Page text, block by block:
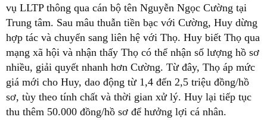
vụ LLTP thông qua cán bộ tên Nguyễn Ngọc Cường tại
Trung tâm. Sau mâu thuẫn tiền bạc với Cường, Huy dừng
hợp tác và chuyển sang liên hệ với Thọ. Huy biết Thọ qua
mạng xã hội và nhận thấy Thọ có thể nhận số lượng hồ sơ
nhiều, giải quyết nhanh hơn Cường. Từ đây, Thọ áp mức
giá mới cho Huy, dao động từ 1,4 đến 2,5 triệu đồng/hồ
sơ, tùy theo tính chất và thời gian xử lý. Huy lại tiếp tục
thu thêm 50.000 đồng/hồ sơ để hưởng lợi cá nhân.